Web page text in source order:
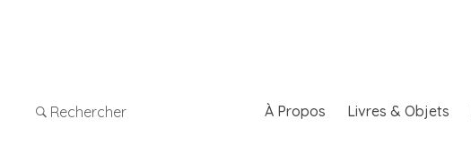
Rechercher À Propos Livres & Objets